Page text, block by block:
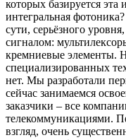
которых базируется эта
интегральная
сути, серьёзного
сигналом:
кремниевые элементы.
специализированных
нет. Мы разработали
сейчас занимаемся
заказчики – все
телекоммуникациями.
взгляд, очень